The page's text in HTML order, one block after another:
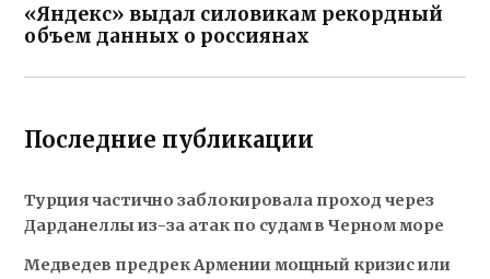
«Яндекс» выдал силовикам рекордный
объем данных о россиянах
Последние публикации
Турция частично заблокировала проход через
Дарданеллы из-за атак по судам в Черном море
Медведев предрек Армении мощный кризис или